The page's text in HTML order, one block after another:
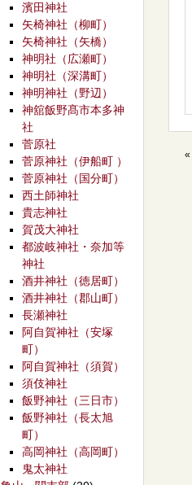
«
濱田神社
矢椅神社（柳町）
矢椅神社（矢橋）
神明社（広瀬町）
神明社（深溝町）
神明神社（野辺）
神舘飯野髙市本多神
社
菅原社
菅原神社（伊船町 ）
菅原神社（国分町）
西土師神社
貴志神社
賀茂大神社
都波岐神社・奈加等
神社
酒井神社（徳居町）
酒井神社（郡山町）
長瀬神社
阿自賀神社（安塚
町）
阿自賀神社（須賀）
須伎神社
飯野神社（三日市）
飯野神社（長太旭
町）
高岡神社（高岡町）
鬼太神社